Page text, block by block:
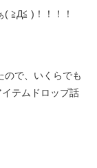
≧Д≦ )！！！！
ので、いくらでも
テムドロップ話